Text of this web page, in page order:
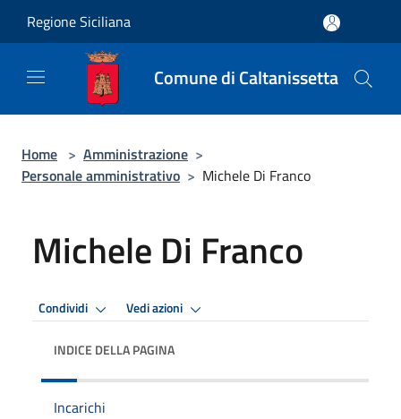
Regione Siciliana
Comune di Caltanissetta
Home > Amministrazione >
Personale amministrativo > Michele Di Franco
Michele Di Franco
Condividi Vedi azioni
INDICE DELLA PAGINA
Incarichi